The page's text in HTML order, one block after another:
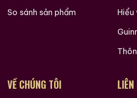
So sánh sản phẩm
Hiểu
VỀ CHÚNG TÔI LIÊN